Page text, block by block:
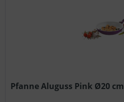
Pfanne Aluguss Pink Ø20 cm